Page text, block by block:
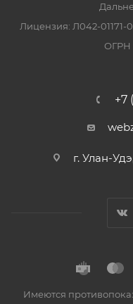
Лицензия: Л042-01171-
ОГРН
+7
г. Улан-
Имеются